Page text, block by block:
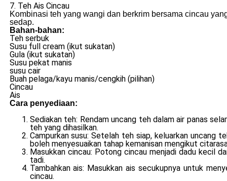
7. Teh Ais Cincau
Kombinasi teh yang wangi dan berkrim bersama cincau
sedap.
Bahan-bahan:
Teh serbuk
Susu full cream (ikut sukatan)
Gula (ikut sukatan)
Susu pekat manis
susu cair
Buah pelaga/kayu manis/cengkih (pilihan)
Cincau
Ais
Cara penyediaan:
Sediakan teh: Rendam uncang teh dalam air panas
teh yang dihasilkan.
Campurkan susu: Setelah teh siap, keluarkan uncang
boleh menyesuaikan tahap kemanisan mengikut
Masukkan cincau: Potong cincau menjadi dadu kecil
tadi.
Tambahkan ais: Masukkan ais secukupnya untuk
cincau.